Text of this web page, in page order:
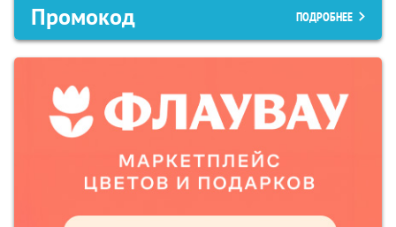
Промокод ПОДРОБНЕЕ